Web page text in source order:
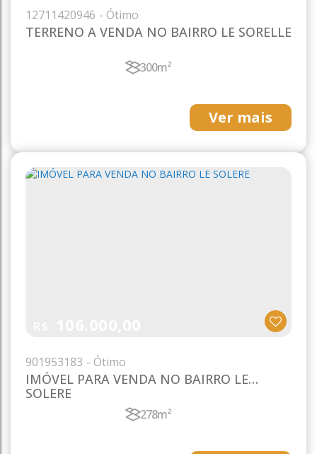
TERRENO A VENDA NO BAIRRO LE SORELLE
1271 1420946
300m²
Ver mais
IMÓVEL PARA VENDA NO BAIRRO LE
SOLERE
901953183
278m²